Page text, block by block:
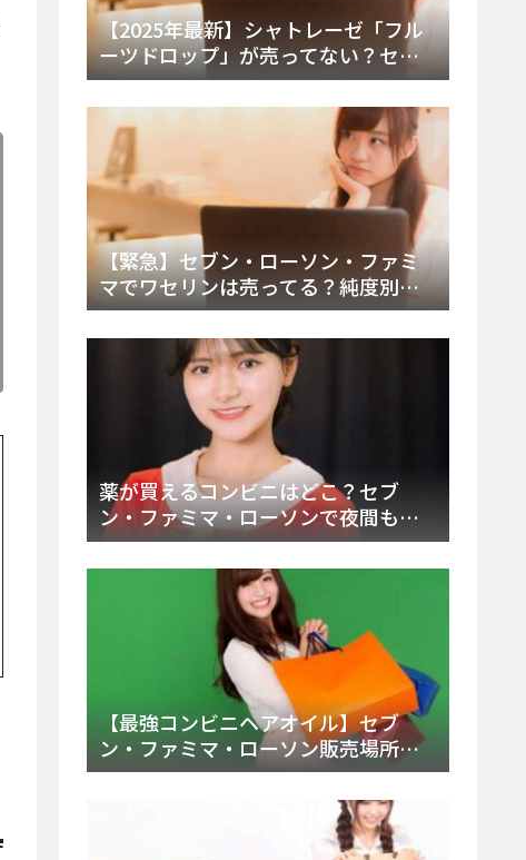
【2025年最新】シャトレーゼ「フル
ーツドロップ」が売ってない？セブ
ンでの販売終了理由と代替アイスを
徹底解説！
【緊急】セブン・ローソン・ファミ
マでワセリンは売ってる？純度別お
すすめ品と販売場所を徹底まとめ
薬が買えるコンビニはどこ？セブ
ン・ファミマ・ローソンで夜間も買
える市販薬の種類と販売店の探し方
【2025年最新】
【最強コンビニヘアオイル】セブ
ン・ファミマ・ローソン販売場所
は？今すぐ買えるおすすめ市販品を